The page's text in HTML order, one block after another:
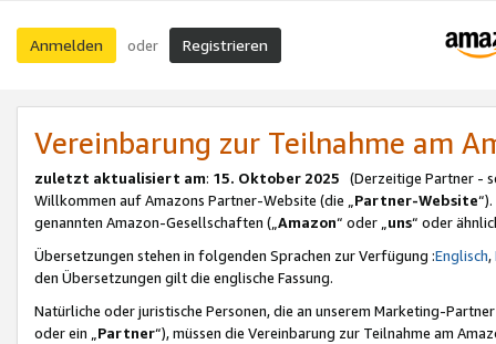
Anmelden oder Registrieren
Vereinbarung zur Teilnahme am
zuletzt aktualisiert am: 15. Oktober 2025 (Derzeitige Partner -
Willkommen auf Amazons Partner-Website (die „Partner-Website
genannten Amazon-Gesellschaften („Amazon“ oder „uns“ oder
Übersetzungen stehen in folgenden Sprachen zur Verfügung :Englisch,
den Übersetzungen gilt die englische Fassung.
Natürliche oder juristische Personen, die an unserem Marketing-
oder ein „Partner“), müssen die Vereinbarung zur Teilnahme am